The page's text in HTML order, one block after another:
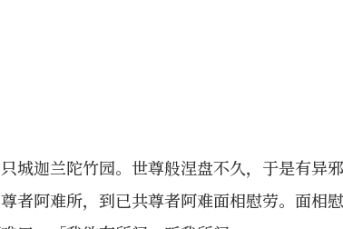
城迦兰陀竹园。世尊般涅盘不久，于是有异
者阿难所，到已共尊者阿难面相慰劳。面相